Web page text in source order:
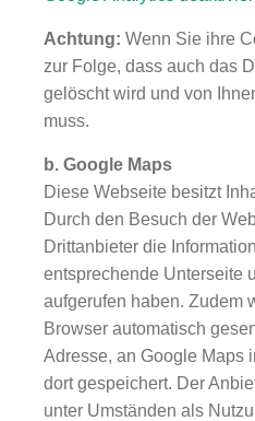
Achtung: Wenn Sie ihre
zur Folge, dass auch das
gelöscht wird und von
muss.
b. Google Maps
Diese Webseite besitzt
Durch den Besuch der
Drittanbieter die
entsprechende Unterseite
aufgerufen haben. Zudem
Browser automatisch
Adresse, an Google Maps
dort gespeichert. Der
unter Umständen als